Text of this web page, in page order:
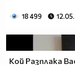
18 499
Кой Разплака